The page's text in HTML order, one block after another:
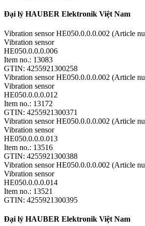
Đại lý HAUBER Elektronik Việt Nam
Vibration sensor HE050.0.0.0.002 (Article
Vibration sensor
HE050.0.0.0.006
Item no.: 13083
GTIN: 4255921300258
Vibration sensor HE050.0.0.0.002 (Article
Vibration sensor
HE050.0.0.0.012
Item no.: 13172
GTIN: 4255921300371
Vibration sensor HE050.0.0.0.002 (Article
Vibration sensor
HE050.0.0.0.013
Item no.: 13516
GTIN: 4255921300388
Vibration sensor HE050.0.0.0.002 (Article
Vibration sensor
HE050.0.0.0.014
Item no.: 13521
GTIN: 4255921300395
Đại lý HAUBER Elektronik Việt Nam